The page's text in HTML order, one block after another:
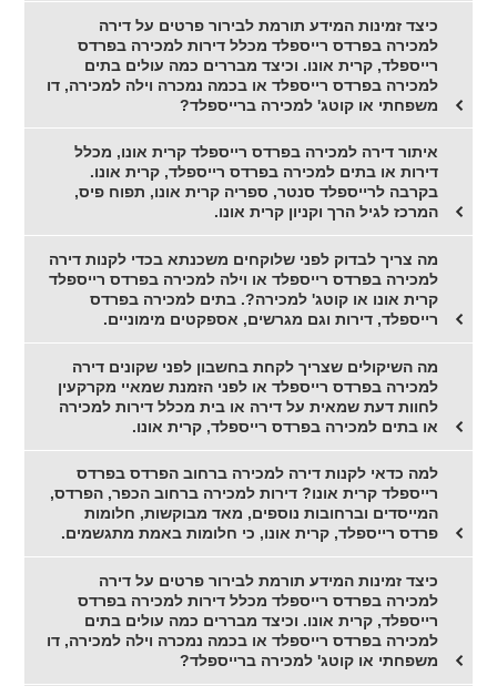
כיצד זמינות המידע תורמת לבירור פרטים על דירה
למכירה בפרדס רייספלד מכלל דירות למכירה בפרדס
רייספלד, קרית אונו. וכיצד מבררים כמה עולים בתים
למכירה בפרדס רייספלד או בכמה נמכרה וילה למכירה, דו
משפחתי או קוטג' למכירה ברייספלד?
איתור דירה למכירה בפרדס רייספלד קרית אונו, מכלל
דירות או בתים למכירה בפרדס רייספלד, קרית אונו.
בקרבה לרייספלד סנטר, ספריה קרית אונו, תפוח פיס,
המרכז לגיל הרך וקניון קרית אונו.
מה צריך לבדוק לפני שלוקחים משכנתא בכדי לקנות דירה
למכירה בפרדס רייספלד או וילה למכירה בפרדס רייספלד
קרית אונו או קוטג' למכירה?. בתים למכירה בפרדס
רייספלד, דירות וגם מגרשים, אספקטים מימוניים.
מה השיקולים שצריך לקחת בחשבון לפני שקונים דירה
למכירה בפרדס רייספלד או לפני הזמנת שמאיי מקרקעין
לחוות דעת שמאית על דירה או בית מכלל דירות למכירה
או בתים למכירה בפרדס רייספלד, קרית אונו.
למה כדאי לקנות דירה למכירה ברחוב הפרדס בפרדס
רייספלד קרית אונו? דירות למכירה ברחוב הכפר, הפרדס,
המייסדים וברחובות נוספים, מאד מבוקשות, חלומות
פרדס רייספלד, קרית אונו, כי חלומות באמת מתגשמים.
כיצד זמינות המידע תורמת לבירור פרטים על דירה
למכירה בפרדס רייספלד מכלל דירות למכירה בפרדס
רייספלד, קרית אונו. וכיצד מבררים כמה עולים בתים
למכירה בפרדס רייספלד או בכמה נמכרה וילה למכירה, דו
משפחתי או קוטג' למכירה ברייספלד?